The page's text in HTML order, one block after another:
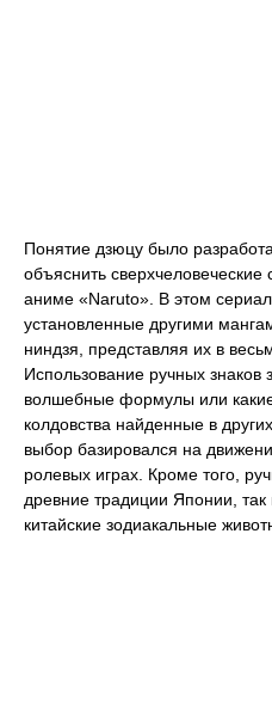
Понятие дзюцу было
объяснить
аниме «Naruto». В этом
установленные другими
ниндзя, представляя их в
Использование ручных знаков
волшебные формулы или
колдовства найденные в
выбор базировался на
ролевых играх. Кроме того,
древние традиции Японии, так
китайские зодиакальные